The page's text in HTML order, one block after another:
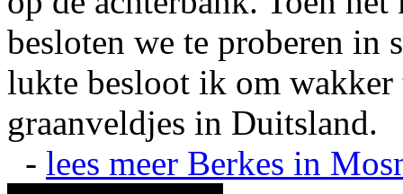
besloten we te proberen in
lukte besloot ik om
graanveldjes in Duitsland.
- lees meer Berkes in